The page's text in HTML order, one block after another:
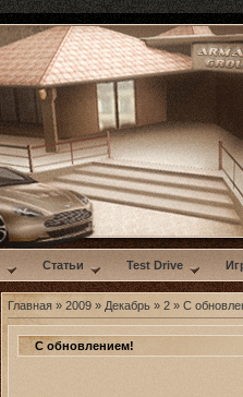
Статьи Test Drive
Главная » 2009 » Декабрь » 2 » С
С обновлением!